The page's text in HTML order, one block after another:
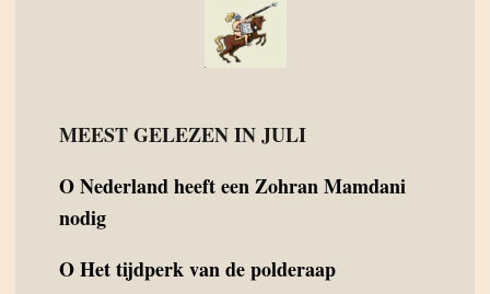
MEEST GELEZEN IN JULI
ONederland heeft een Zohran Mamdani
nodig
OHet tijdperk van de polderaap